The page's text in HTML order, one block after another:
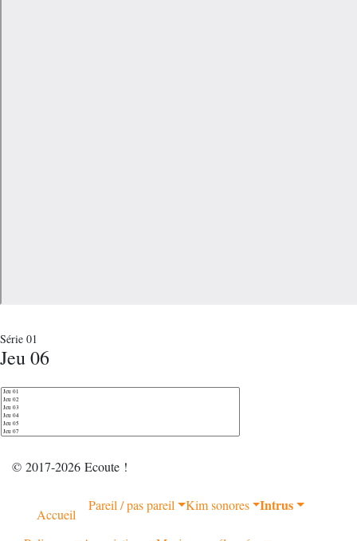
Série 01
Jeu 06
© 2017-2026 Ecoute !
Accueil
Pareil / pas pareil Kim sonores Intrus